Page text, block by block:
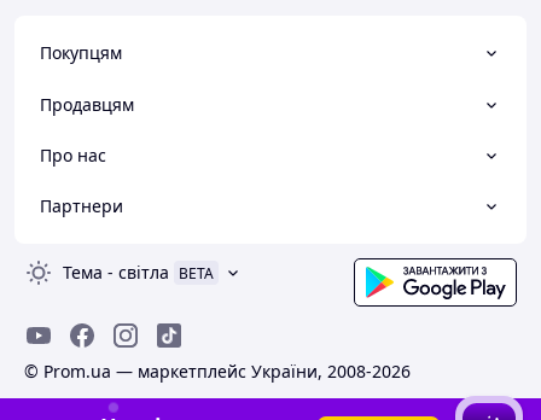
Покупцям
Продавцям
Про нас
Партнери
Тема - світла BETA
© Prom.ua — маркетплейс України, 2008-2026